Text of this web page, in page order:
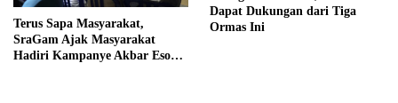
Terus Sapa Masyarakat,
SraGam Ajak Masyarakat
Hadiri Kampanye Akbar Esok
Dapat Dukungan dari Tiga
Ormas Ini